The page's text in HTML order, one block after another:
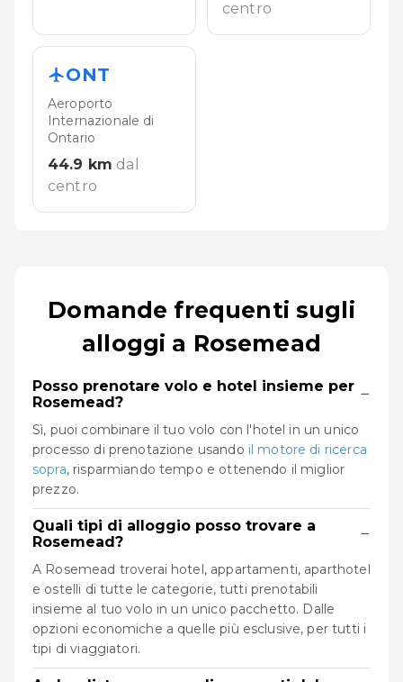
centro
ONT
Aeroporto
Internazionale di
Ontario
44.9 km dal
centro
Domande frequenti sugli
alloggi a Rosemead
Posso prenotare volo e hotel insieme per
Rosemead?
−
Sì, puoi combinare il tuo volo con l'hotel in un unico
processo di prenotazione usando il motore di ricerca
sopra, risparmiando tempo e ottenendo il miglior
prezzo.
Quali tipi di alloggio posso trovare a
Rosemead?
−
A Rosemead troverai hotel, appartamenti, aparthotel
e ostelli di tutte le categorie, tutti prenotabili
insieme al tuo volo in un unico pacchetto. Dalle
opzioni economiche a quelle più esclusive, per tutti i
tipi di viaggiatori.